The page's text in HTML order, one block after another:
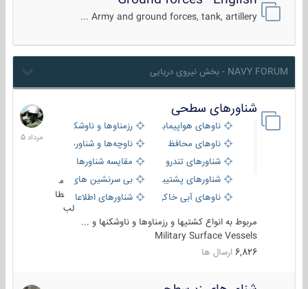
Army and ground forces, tank, artillery ...
NAVY FORUM - بخش نیروی دریایی
شناورهای سطحی
ناوهای هواپیمابر و بالگرد بررزمناوها و ناوشکن‌ها
ناوهای محافظ
ناوچه‌ها و شناورهای گشتی
شناورهای تندرو
مقایسه شناورها
شناورهای پشتیبانی
بی سرنشین های دریایی
ناوهای آبی خاکی و نیروبرشناورهای اطلاعاتی و جاسوسی
طا
لب
مربوط به انواع کشتیها و رزمناوها و ناوشکنها و ...
Military Surface Vessels
6,826 ارسال ها
2
مرداد
1405